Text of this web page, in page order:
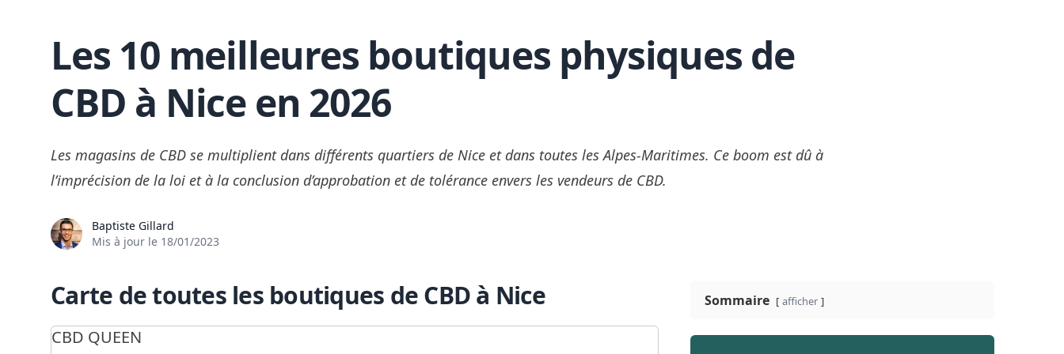
Skip to contentLes 10 meilleures boutiques physiques de
CBD à Nice en 2026
Les magasins de CBD se multiplient dans différents quartiers de Nice et dans toutes les Alpes-Maritimes. Ce boom est dû à
l’imprécision de la loi et à la conclusion d’approbation et de tolérance envers les vendeurs de CBD.
Baptiste Gillard
Mis à jour le 18/01/2023
Carte de toutes les boutiques de CBD à Nice
CBD QUEEN
Sommaire afficher